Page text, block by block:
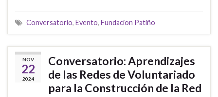
Conversatorio, Evento, Fundacion Patiño
NOV
22
2024
Conversatorio: Aprendizajes
de las Redes de Voluntariado
para la Construcción de la Red